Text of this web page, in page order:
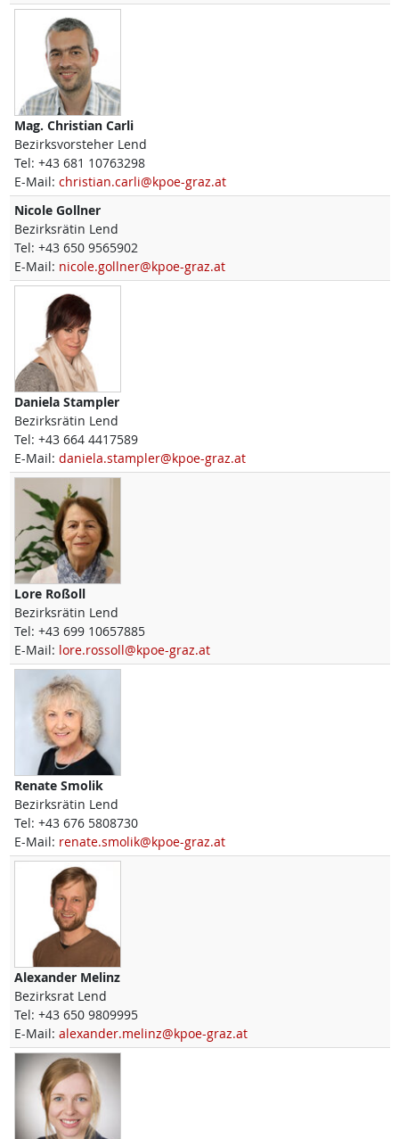
Mag. Christian Carli
Bezirksvorsteher Lend
Tel: +43 681 10763298
E-Mail: christian.carli@kpoe-graz.at
Nicole Gollner
Bezirksrätin Lend
Tel: +43 650 9565902
E-Mail: nicole.gollner@kpoe-graz.at
Daniela Stampler
Bezirksrätin Lend
Tel: +43 664 4417589
E-Mail: daniela.stampler@kpoe-graz.at
Lore Roßoll
Bezirksrätin Lend
Tel: +43 699 10657885
E-Mail: lore.rossoll@kpoe-graz.at
Renate Smolik
Bezirksrätin Lend
Tel: +43 676 5808730
E-Mail: renate.smolik@kpoe-graz.at
Alexander Melinz
Bezirksrat Lend
Tel: +43 650 9809995
E-Mail: alexander.melinz@kpoe-graz.at